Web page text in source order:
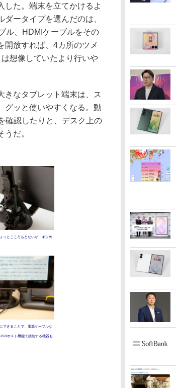
た。端末を立てかけるよ
ータイプを選んだのは、
ル、HDMIケーブルをその
開放すれば、4カ所のツメ
想像していたより行いや
なタブレット端末は、ス
グッと使いやすくなる。動
確認したりと、デスク上の
だ。
っとこころもとないが、キツめ
できることで、電源ケーブルな
ホスト機能で接続する機器も